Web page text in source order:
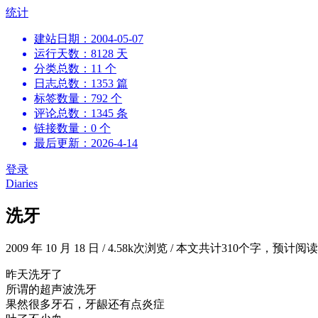
跳
统计
建站日期：2004-05-07
运行天数：8128 天
分类总数：11 个
日志总数：1353 篇
标签数量：792 个
评论总数：1345 条
链接数量：0 个
最后更新：2026-4-14
登录
Diaries
洗牙
2009 年 10 月 18 日 /4.58k次浏览 /本文共计310个字，预计阅读
昨天洗牙了
所谓的超声波洗牙
果然很多牙石，牙龈还有点炎症